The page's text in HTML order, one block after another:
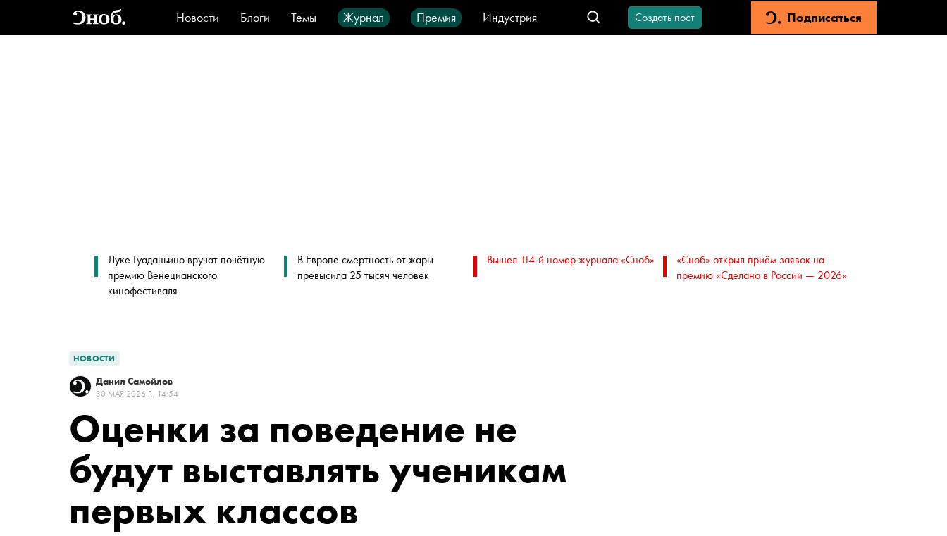
Новости Блоги Темы Журнал Премия
Индустрия
Стиль
Видео Город IT-продукты
Создать пост Подписаться
Луке Гуаданьино вручат почётную
премию Венецианского
кинофестиваля
В Европе смертность от жары
превысила 25 тысяч человек
Вышел 114-й номер журнала «Сноб»
«Сноб» открыл приём заявок на
премию «Сделано в России — 2026»
НОВОСТИ
Данил Самойлов
30 МАЯ 2026 Г., 14:54
Оценки за поведение не
будут выставлять ученикам
первых классов